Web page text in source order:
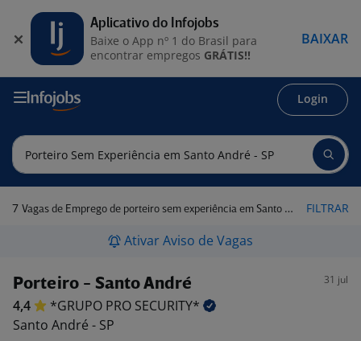
Login
7 Vagas de Emprego de porteiro sem experiência em Santo André - SP FILTRAR
Ativar Aviso de Vagas
Porteiro - Santo André 31 jul
4,4 *GRUPO PRO SECURITY*
Santo André - SP
Aplicativo do Infojobs
Baixe o App nº 1 do Brasil para
encontrar empregos GRÁTIS!!
BAIXAR